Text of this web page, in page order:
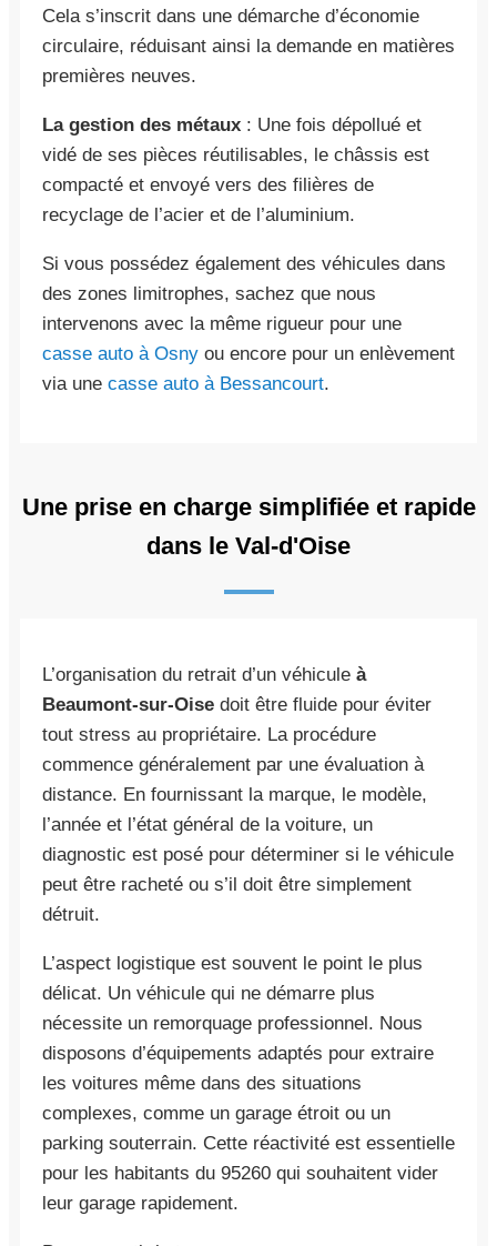
Cela s’inscrit dans une démarche d’économie
circulaire, réduisant ainsi la demande en matières
premières neuves.
La gestion des métaux : Une fois dépollué et
vidé de ses pièces réutilisables, le châssis est
compacté et envoyé vers des filières de
recyclage de l’acier et de l’aluminium.
Si vous possédez également des véhicules dans
des zones limitrophes, sachez que nous
intervenons avec la même rigueur pour une
casse auto à Osny ou encore pour un enlèvement
via une casse auto à Bessancourt.
Une prise en charge simplifiée et rapide
dans le Val-d'Oise
L’organisation du retrait d’un véhicule à
Beaumont-sur-Oise doit être fluide pour éviter
tout stress au propriétaire. La procédure
commence généralement par une évaluation à
distance. En fournissant la marque, le modèle,
l’année et l’état général de la voiture, un
diagnostic est posé pour déterminer si le véhicule
peut être racheté ou s’il doit être simplement
détruit.
L’aspect logistique est souvent le point le plus
délicat. Un véhicule qui ne démarre plus
nécessite un remorquage professionnel. Nous
disposons d’équipements adaptés pour extraire
les voitures même dans des situations
complexes, comme un garage étroit ou un
parking souterrain. Cette réactivité est essentielle
pour les habitants du 95260 qui souhaitent vider
leur garage rapidement.